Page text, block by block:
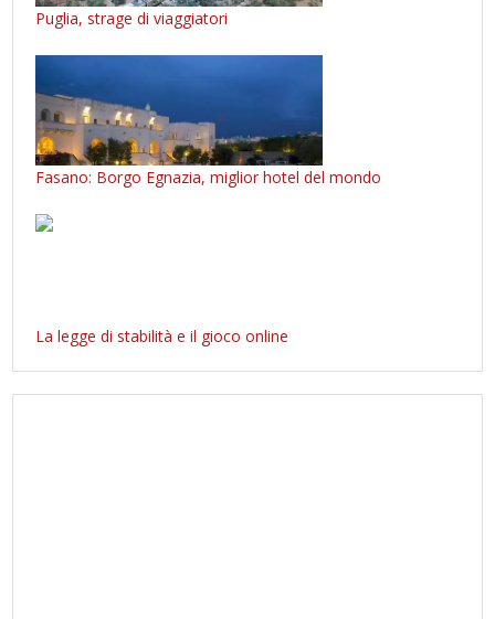
Puglia, strage di viaggiatori
Fasano: Borgo Egnazia, miglior hotel del mondo
La legge di stabilità e il gioco online